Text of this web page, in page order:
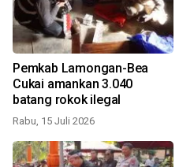
Pemkab Lamongan-Bea
Cukai amankan 3.040
batang rokok ilegal
Rabu, 15 Juli 2026